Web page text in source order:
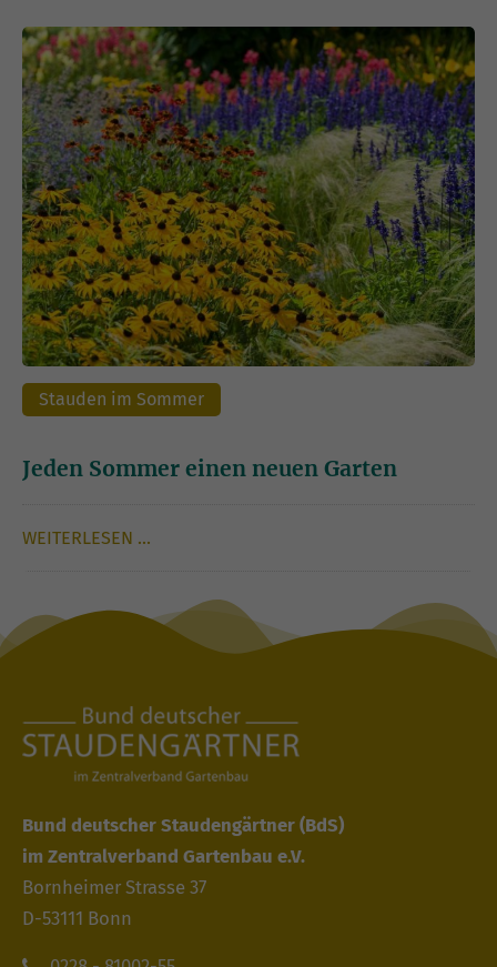
Stauden im Sommer
Jeden Sommer einen neuen Garten
WEITERLESEN …
Bund deutscher Staudengärtner (BdS)
im Zentralverband Gartenbau e.V.
Bornheimer Strasse 37
D-53111 Bonn